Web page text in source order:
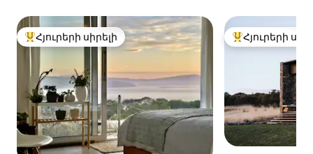
Հյուրերի սիրելի լավագույն տները
Հյուրերի սիրելի Հյուրերի
Հյուրերի